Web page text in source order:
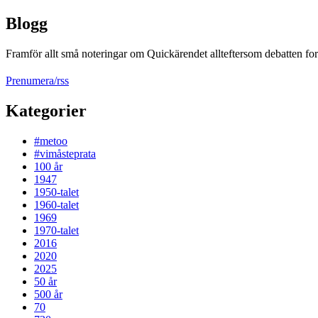
Blogg
Framför allt små noteringar om Quickärendet allteftersom debatten
Prenumera/rss
Kategorier
#metoo
#vimåsteprata
100 år
1947
1950-talet
1960-talet
1969
1970-talet
2016
2020
2025
50 år
500 år
70